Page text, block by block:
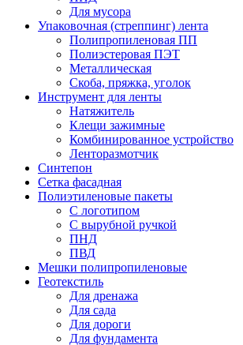
Для мусора
Упаковочная (стреппинг) лента
Полипропиленовая ПП
Полиэстеровая ПЭТ
Металлическая
Скоба, пряжка, уголок
Инструмент для ленты
Натяжитель
Клещи зажимные
Комбинированное устройство
Ленторазмотчик
Синтепон
Сетка фасадная
Полиэтиленовые пакеты
С логотипом
С вырубной ручкой
ПНД
ПВД
Мешки полипропиленовые
Геотекстиль
Для дренажа
Для сада
Для дороги
Для фундамента